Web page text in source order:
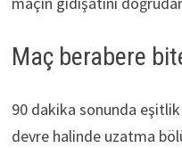
Maç berabere
90 dakika sonunda
devre halinde uzatma